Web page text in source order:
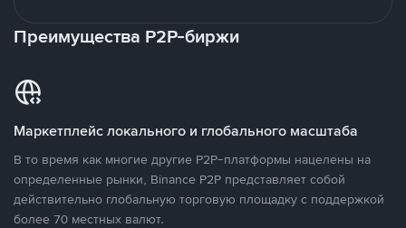
Преимущества P2P-биржи
Маркетплейс локального и глобального масштаба
В то время как многие другие P2P-платформы нацелены на
определенные рынки, Binance P2P представляет собой
действительно глобальную торговую площадку с поддержкой
более 70 местных валют.